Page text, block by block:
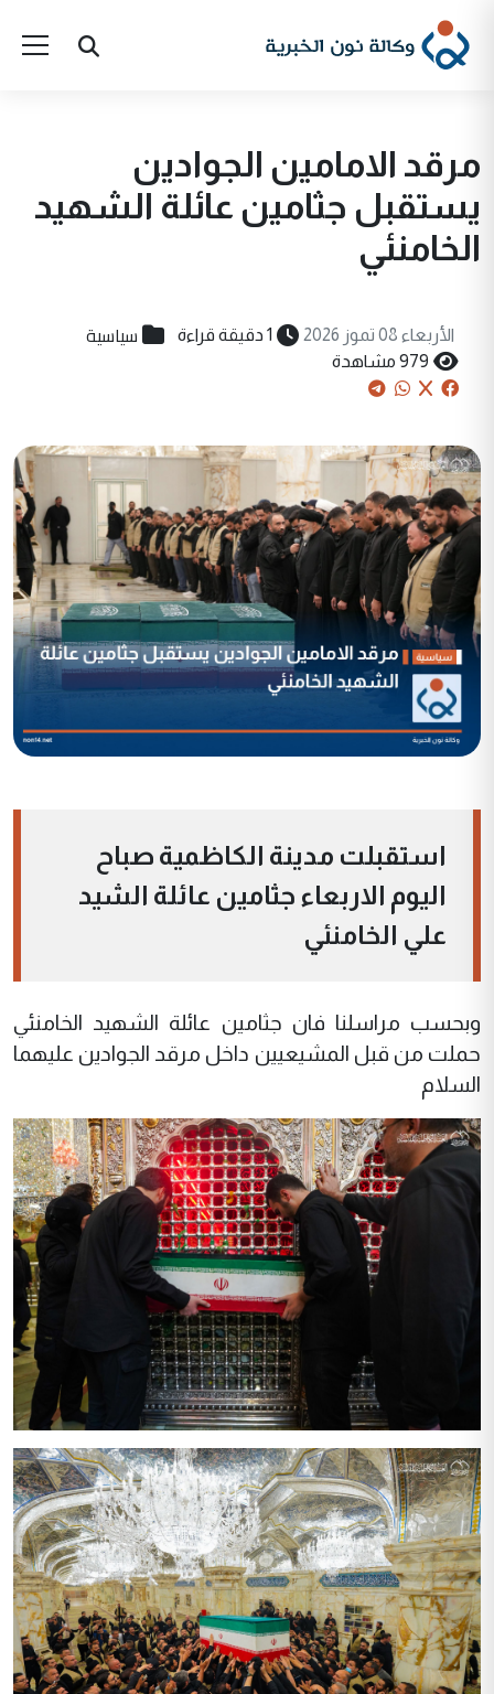
مرقد الامامين الجوادين
يستقبل جثامين عائلة الشهيد
الخامنئي
الأربعاء 08 تموز 2026 1 دقيقة قراءة سياسية
979 مشاهدة
استقبلت مدينة الكاظمية صباح
اليوم الاربعاء جثامين عائلة الشيد
علي الخامنئي
وبحسب مراسلنا فان جثامين عائلة الشهيد الخامنئي
حملت من قبل المشيعيين داخل مرقد الجوادين عليهما
السلام